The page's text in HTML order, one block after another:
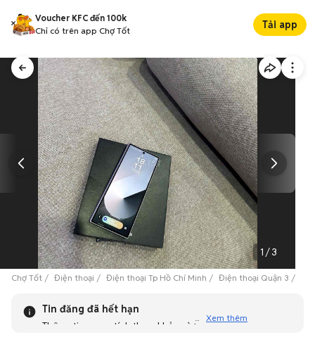
Voucher KFC đến 100k
Chỉ có trên app Chợ Tốt
Tải app
1 /3
Chợ Tốt Điện thoại Điện thoại Tp Hồ Chí Minh Điện thoại Quận 3
Tin đăng đã hết hạn
Thông tin mang tính tham khảo và bạn không thể liên hệ
Xem thêm